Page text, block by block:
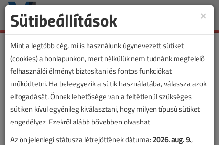
Toggle
×
Sütibeállítások
Mint a legtöbb cég, mi is használunk úgynevezett sütiket
(cookies) a honlapunkon, mert nélkülük nem tudnánk megfelelő
felhasználói élményt biztosítani és fontos funkciókat
működtetni. Ha beleegyezik a sütik használatába, válassza azok
elfogadását. Önnek lehetősége van a feltétlenül szükséges
sütiken kívül egyénileg kiválasztani, hogy milyen típusú sütiket
engedélyez. Ezekről alább bővebben olvashat.
Az ön jelenlegi státusza létrejöttének dátuma:2026. aug. 9.,